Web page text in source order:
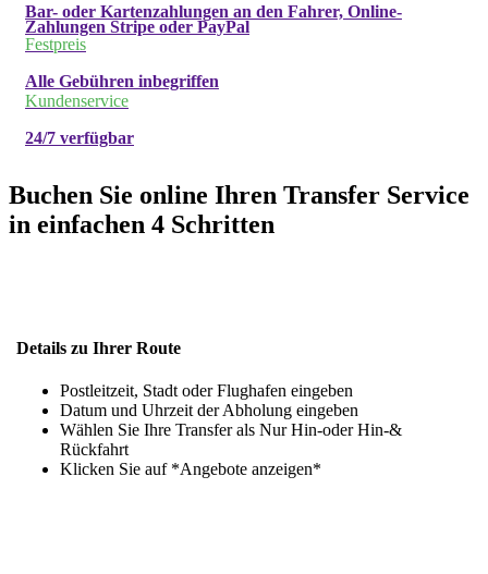
Bar- oder Kartenzahlungen an den Fahrer, Online-
Zahlungen Stripe oder PayPal
Festpreis
Alle Gebühren inbegriffen
Kundenservice
24/7 verfügbar
Buchen Sie online Ihren Transfer Service
in einfachen 4 Schritten
Details zu Ihrer Route
Postleitzeit, Stadt oder Flughafen eingeben
Datum und Uhrzeit der Abholung eingeben
Wählen Sie Ihre Transfer als Nur Hin-oder Hin-&
Rückfahrt
Klicken Sie auf *Angebote anzeigen*